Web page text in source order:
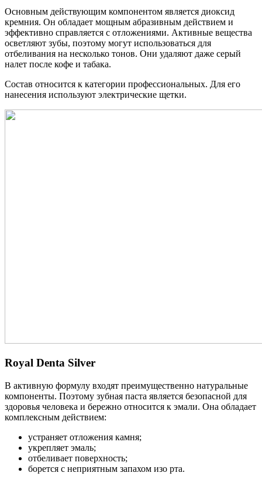
Основным действующим компонентом является диоксид
кремния. Он обладает мощным абразивным действием и
эффективно справляется с отложениями. Активные вещества
осветляют зубы, поэтому могут использоваться для
отбеливания на несколько тонов. Они удаляют даже серый
налет после кофе и табака.
Состав относится к категории профессиональных. Для его
нанесения используют электрические щетки.
Royal Denta Silver
В активную формулу входят преимущественно натуральные
компоненты. Поэтому зубная паста является безопасной для
здоровья человека и бережно относится к эмали. Она обладает
комплексным действием:
устраняет отложения камня;
укрепляет эмаль;
отбеливает поверхность;
борется с неприятным запахом изо рта.